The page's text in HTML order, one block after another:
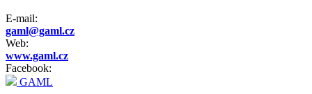
E-mail:
gaml@gaml.cz
Web:
www.gaml.cz
Facebook:
GAML